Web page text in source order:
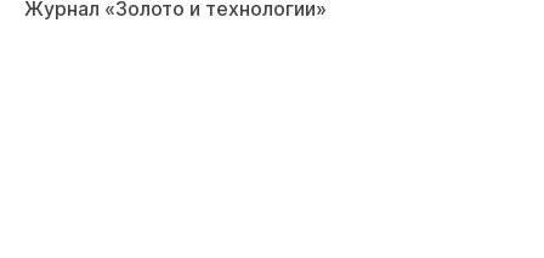
Журнал «Золото и технологии»